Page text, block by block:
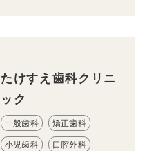
たけすえ歯科クリニ
ック
一般歯科 矯正歯科
小児歯科 口腔外科